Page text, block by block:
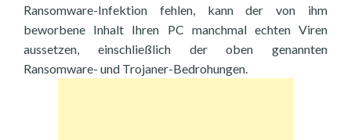
Ransomware-Infektion fehlen, kann der von ihm
beworbene Inhalt Ihren PC manchmal echten Viren
aussetzen, einschließlich der oben genannten
Ransomware- und Trojaner-Bedrohungen.